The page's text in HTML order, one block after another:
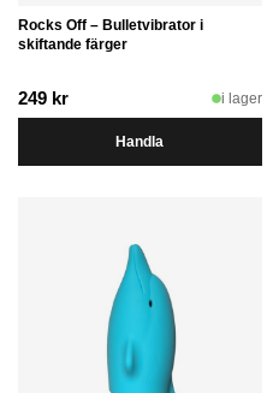
Rocks Off – Bulletvibrator i
skiftande färger
249 kr i lager
Handla